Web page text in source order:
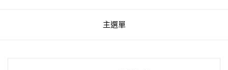
主選單